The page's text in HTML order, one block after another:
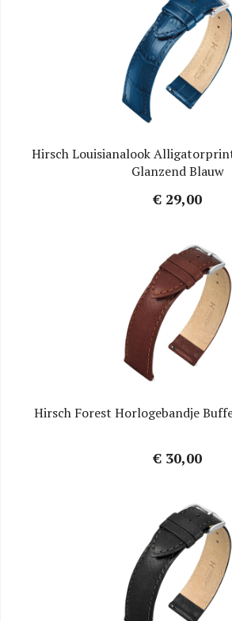
Hirsch Louisianalook
Glanzend Blauw
€ 29,00
Hirsch Forest Horlogebandje
€ 30,00